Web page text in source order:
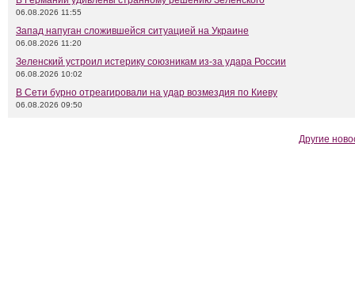
06.08.2026 11:55
Запад напуган сложившейся ситуацией на Украине
06.08.2026 11:20
Зеленский устроил истерику союзникам из-за удара России
06.08.2026 10:02
В Сети бурно отреагировали на удар возмездия по Киеву
06.08.2026 09:50
Другие